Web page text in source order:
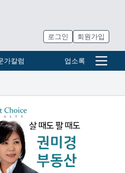
로그인 회원가입
가칼럼 업소록